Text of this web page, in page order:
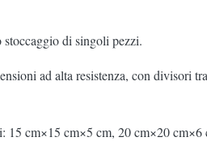
stoccaggio di singoli pezzi.
ad alta resistenza, con divisori
15 cm×15 cm×5 cm, 20 cm×20